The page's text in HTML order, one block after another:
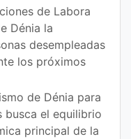
de Labora
Dénia la
desempleadas
los próximos
de Dénia para
busca el equilibrio
principal de la